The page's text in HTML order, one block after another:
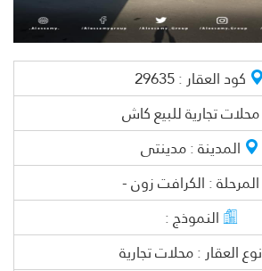
كود العقار :29635
محلات تجاريةللبيع كاش
المدينة :مدينتى
المرحلة :الكرافت زون -
النموذج :
نوع العقار :محلات تجارية